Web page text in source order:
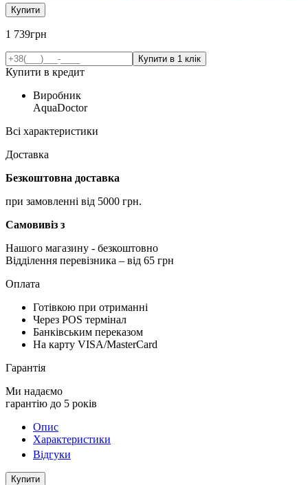
Купити
1 739грн
Купити в кредит
Виробник
AquaDoctor
Всі характеристики
Доставка
Безкоштовна доставка
при замовленні від 5000 грн.
Самовивіз з
Нашого магазину - безкоштовно
Відділення перевізника – від 65 грн
Оплата
Готівкою при отриманні
Через POS термінал
Банківським переказом
На карту VISA/MasterCard
Гарантія
Ми надаємо
гарантію до 5 років
Опис
Характеристики
Відгуки
Купити